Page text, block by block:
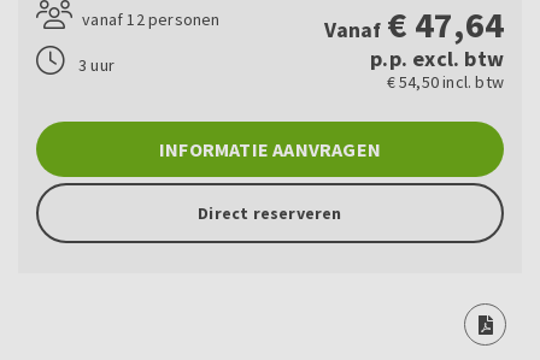
vanaf 12 personen
3 uur
Vanaf € 47,64
p.p. excl. btw
€ 54,50 incl. btw
INFORMATIE AANVRAGEN
Direct reserveren